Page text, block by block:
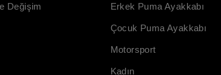
Değişim Erkek Puma Ayakkabı
Çocuk Puma Ayakkabı
Motorsport
Kadın